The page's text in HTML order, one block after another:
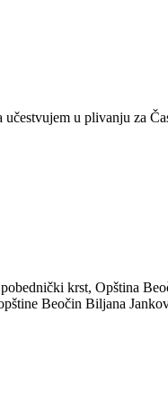
u plivanju za
krst, Opština
Beočin Biljana